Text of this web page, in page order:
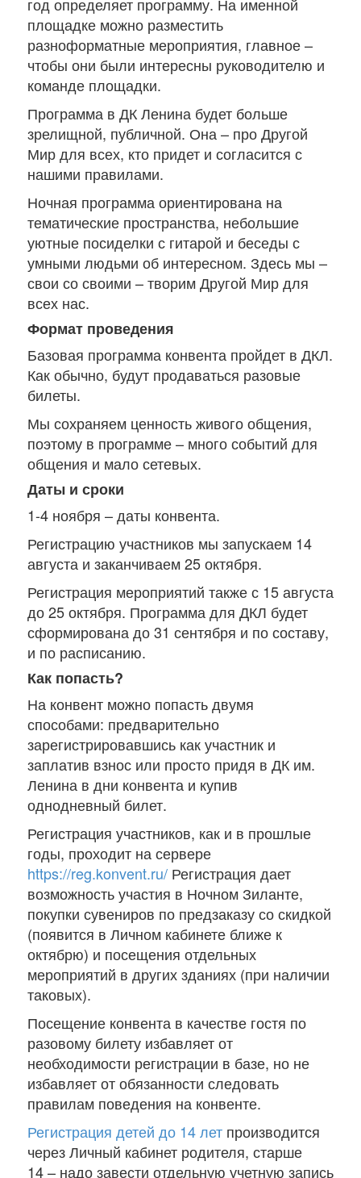
площадке можно разместить
разноформатные мероприятия, главное –
чтобы они были интересны руководителю и
команде площадки.
Программа в ДК Ленина будет больше
зрелищной, публичной. Она – про Другой
Мир для всех, кто придет и согласится с
нашими правилами.
Ночная программа ориентирована на
тематические пространства, небольшие
уютные посиделки с гитарой и беседы с
умными людьми об интересном. Здесь мы –
свои со своими – творим Другой Мир для
всех нас.
Формат проведения
Базовая программа конвента пройдет в ДКЛ.
Как обычно, будут продаваться разовые
билеты.
Мы сохраняем ценность живого общения,
поэтому в программе – много событий для
общения и мало сетевых.
Даты и сроки
1-4 ноября – даты конвента.
Регистрацию участников мы запускаем 14
августа и заканчиваем 25 октября.
Регистрация мероприятий также с 15 августа
до 25 октября. Программа для ДКЛ будет
сформирована до 31 сентября и по составу,
и по расписанию.
Как попасть?
На конвент можно попасть двумя
способами: предварительно
зарегистрировавшись как участник и
заплатив взнос или просто придя в ДК им.
Ленина в дни конвента и купив
однодневный билет.
Регистрация участников, как и в прошлые
годы, проходит на сервере
https://reg.konvent.ru/ Регистрация дает
возможность участия в Ночном Зиланте,
покупки сувениров по предзаказу со скидкой
(появится в Личном кабинете ближе к
октябрю) и посещения отдельных
мероприятий в других зданиях (при наличии
таковых).
Посещение конвента в качестве гостя по
разовому билету избавляет от
необходимости регистрации в базе, но не
избавляет от обязанности следовать
правилам поведения на конвенте.
Регистрация детей до 14 лет производится
через Личный кабинет родителя, старше
14 – надо завести отдельную учетную запись